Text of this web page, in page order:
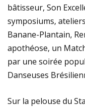
bâtisseur, Son
symposiums,
Banane-Plantain,
apothéose, un
par une soirée
Danseuses
Sur la pelouse du